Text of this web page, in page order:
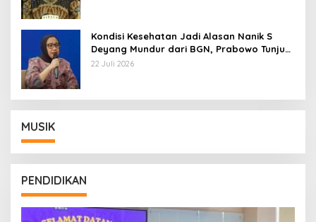
Kondisi Kesehatan Jadi Alasan Nanik S
Deyang Mundur dari BGN, Prabowo Tunjuk
Wamentan Sudaryono
22 Juli 2026
MUSIK
PENDIDIKAN